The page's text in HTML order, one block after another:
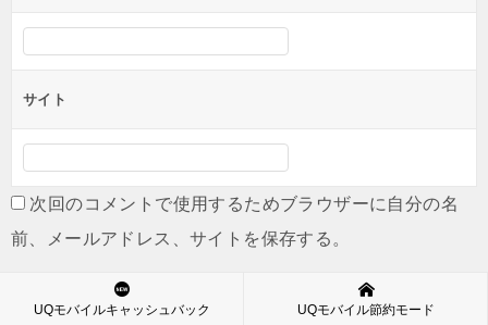
ョ
ンサイト
次回のコメントで使用するためブラウザーに自分の名
前、メールアドレス、サイトを保存する。
コメント
UQモバイルキャッシュバック UQモバイル節約モード